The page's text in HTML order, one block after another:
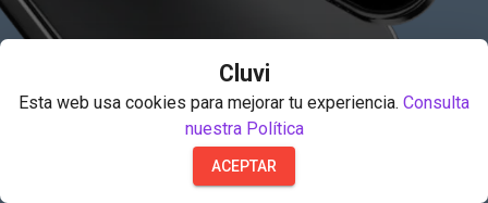
Cluvi
Esta web usa cookies para mejorar tu experiencia. Consulta
nuestra Política
ACEPTAR